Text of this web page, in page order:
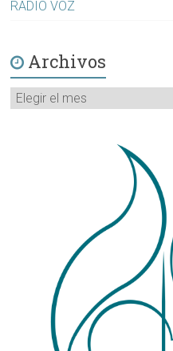
RADIO VOZ
Archivos
Archivos